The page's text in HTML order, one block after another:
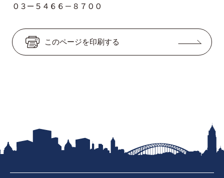
０３ー５４６６－８７００
このページを印刷する